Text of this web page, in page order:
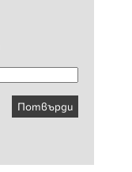
Потвърди